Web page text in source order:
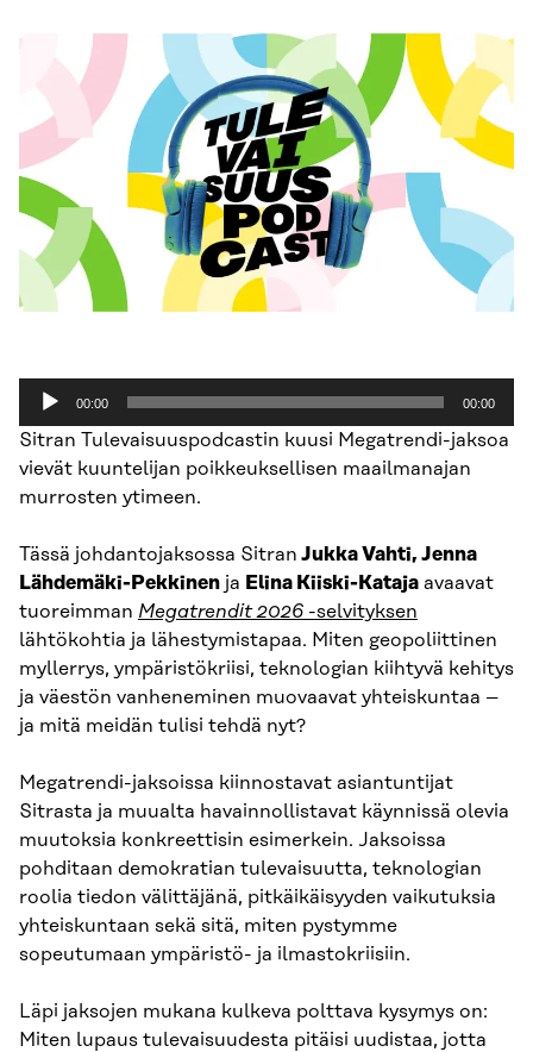
Äänitoistin
00:00 00:00
Sitran Tulevaisuuspodcastin kuusi Megatrendi-jaksoa
vievät kuuntelijan poikkeuksellisen maailmanajan
murrosten ytimeen.
Tässä johdantojaksossa Sitran Jukka Vahti, Jenna
Lähdemäki-Pekkinen ja Elina Kiiski-Kataja avaavat
tuoreimman Megatrendit 2026 -selvityksen
lähtökohtia ja lähestymistapaa. Miten geopoliittinen
myllerrys, ympäristökriisi, teknologian kiihtyvä kehitys
ja väestön vanheneminen muovaavat yhteiskuntaa –
ja mitä meidän tulisi tehdä nyt?
Megatrendi-jaksoissa kiinnostavat asiantuntijat
Sitrasta ja muualta havainnollistavat käynnissä olevia
muutoksia konkreettisin esimerkein. Jaksoissa
pohditaan demokratian tulevaisuutta, teknologian
roolia tiedon välittäjänä, pitkäikäisyyden vaikutuksia
yhteiskuntaan sekä sitä, miten pystymme
sopeutumaan ympäristö- ja ilmastokriisiin.
Läpi jaksojen mukana kulkeva polttava kysymys on:
Miten lupaus tulevaisuudesta pitäisi uudistaa, jotta